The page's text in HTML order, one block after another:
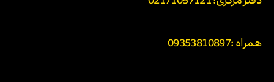
همراه :09353810897